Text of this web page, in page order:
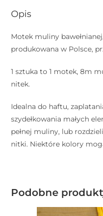
Opis
Motek muliny
produkowana w Polsce,
1 sztuka to 1 motek, 8m
nitek.
Idealna do haftu,
szydełkowania małych
pełnej muliny, lub
nitki. Niektóre kolory
Podobne